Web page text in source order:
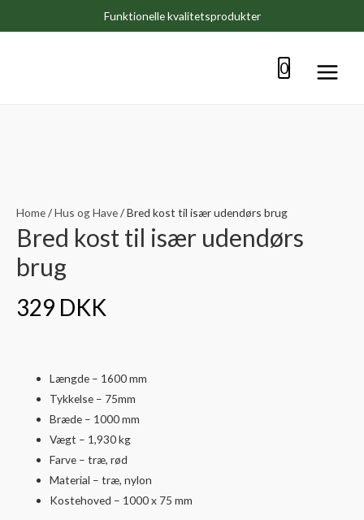
Funktionelle kvalitetsprodukter
0
Home/Hus og Have/ Bred kost til især udendørs brug
Bred kost til især udendørs
brug
329 DKK
Længde – 1600 mm
Tykkelse – 75mm
Bræde – 1000 mm
Vægt – 1,930 kg
Farve – træ, rød
Material – træ, nylon
Kostehoved – 1000 x 75 mm